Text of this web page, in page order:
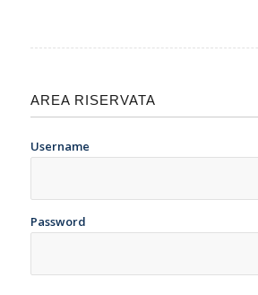
AREA RISERVATA
Username
Password